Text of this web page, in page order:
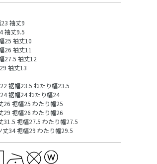
袖丈9
袖丈9.5
25 袖丈10
26 袖丈11
27.5 袖丈12
袖丈13
裾幅23.5 わたり幅23.5
裾幅24 わたり幅24
26 裾幅25 わたり幅25
29 裾幅26 わたり幅26
31.5 裾幅27.5 わたり幅27.5
34 裾幅29 わたり幅29.5